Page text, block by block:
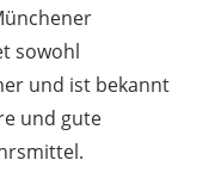
sowohl
und ist bekannt
und gute